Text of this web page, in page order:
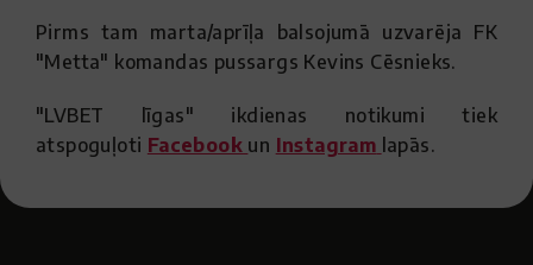
Pirms tam marta/aprīļa balsojumā uzvarēja FK
"Metta" komandas pussargs Kevins Cēsnieks.
"LVBET līgas" ikdienas notikumi tiek
atspoguļoti Facebook un Instagram lapās.